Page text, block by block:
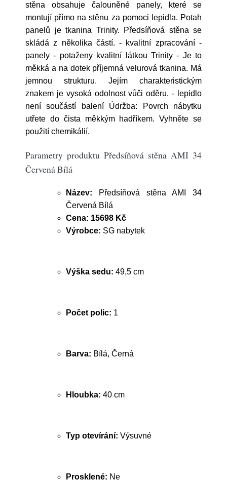
stěna obsahuje čalouněné panely, které se
montují přímo na stěnu za pomoci lepidla. Potah
panelů je tkanina Trinity. Předsíňová stěna se
skládá z několika částí. - kvalitní zpracování -
panely - potaženy kvalitní látkou Trinity - Je to
měkká a na dotek příjemná velurová tkanina. Má
jemnou strukturu. Jejím charakteristickým
znakem je vysoká odolnost vůči oděru. - lepidlo
není součástí balení Údržba: Povrch nábytku
utřete do čista měkkým hadříkem. Vyhněte se
použití chemikálií.
Parametry produktu Předsíňová stěna AMI 34
Červená Bílá
Název: Předsíňová stěna AMI 34
Červená Bílá
Cena: 15698 Kč
Výrobce: SG nabytek
Výška sedu: 49,5 cm
Počet polic: 1
Barva: Bílá, Černá
Hloubka: 40 cm
Typ otevírání: Výsuvné
Prosklené: Ne